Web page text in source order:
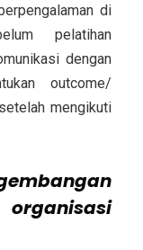
di
pelatihan
dengan
outcome/
mengikuti